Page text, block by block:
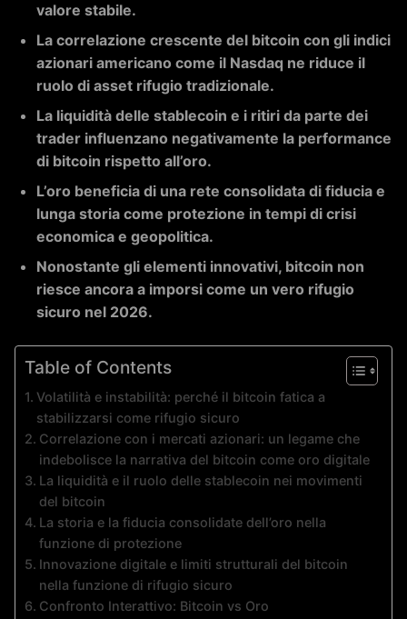
valore stabile.
La correlazione crescente del bitcoin con gli indici
azionari americano come il Nasdaq ne riduce il
ruolo di asset rifugio tradizionale.
La liquidità delle stablecoin e i ritiri da parte dei
trader influenzano negativamente la performance
di bitcoin rispetto all’oro.
L’oro beneficia di una rete consolidata di fiducia e
lunga storia come protezione in tempi di crisi
economica e geopolitica.
Nonostante gli elementi innovativi, bitcoin non
riesce ancora a imporsi come un vero rifugio
sicuro nel 2026.
Table of Contents
Volatilità e instabilità: perché il bitcoin fatica a
stabilizzarsi come rifugio sicuro
Correlazione con i mercati azionari: un legame che
indebolisce la narrativa del bitcoin come oro digitale
La liquidità e il ruolo delle stablecoin nei movimenti
del bitcoin
La storia e la fiducia consolidate dell’oro nella
funzione di protezione
Innovazione digitale e limiti strutturali del bitcoin
nella funzione di rifugio sicuro
Confronto Interattivo: Bitcoin vs Oro